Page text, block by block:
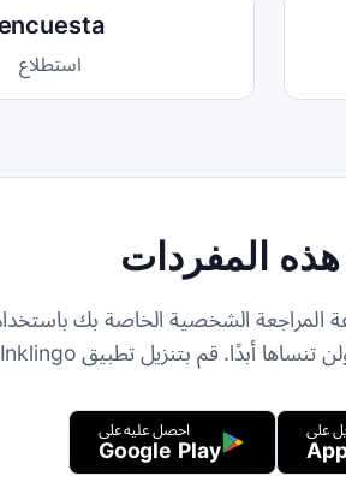
استطلاع
المفردات
الشخصية الخاصة بك
على احصل عليه على
Google Play